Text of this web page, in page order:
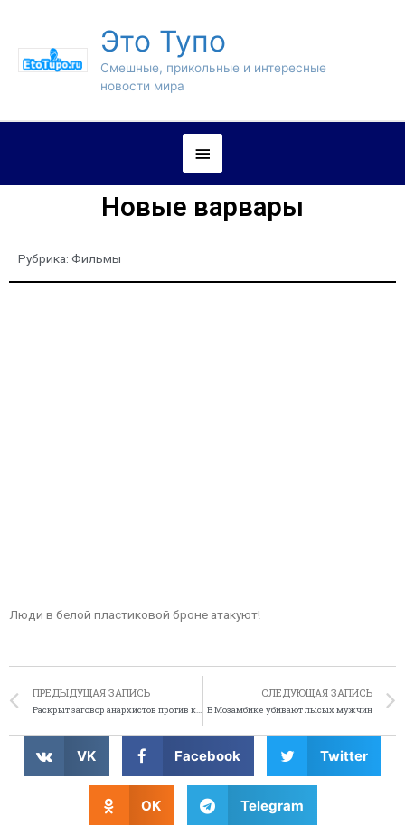
Это Тупо
Смешные, прикольные и интересные
новости мира
Новые варвары
Рубрика: Фильмы
Люди в белой пластиковой броне атакуют!
ПРЕДЫДУЩАЯ ЗАПИСЬ
Раскрыт заговор анархистов против королевской свадьбы
СЛЕДУЮЩАЯ ЗАПИСЬ
В Мозамбике убивают лысых мужчин
VK Facebook Twitter
OK Telegram